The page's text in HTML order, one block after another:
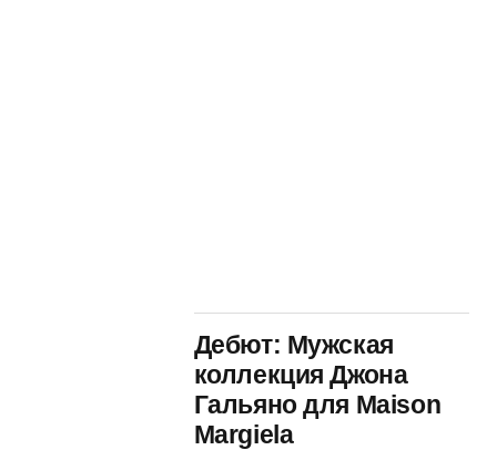
Дебют: Мужская
коллекция Джона
Гальяно для Maison
Margiela